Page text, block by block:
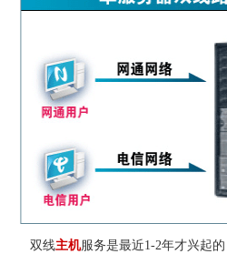
双线主机服务是最近1-2年才兴起